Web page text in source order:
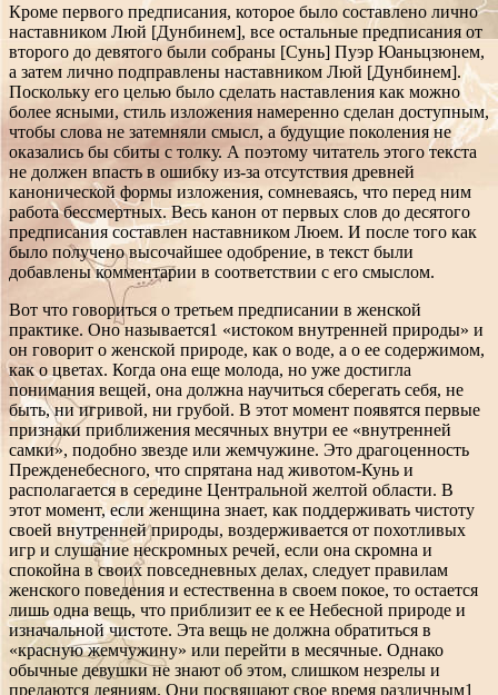
Кроме первого предписания, которое было составлено лично
наставником Люй [Дунбинем], все остальные предписания от
второго до девятого были собраны [Сунь] Пуэр Юаньцзюнем,
а затем лично подправлены наставником Люй [Дунбинем].
Поскольку его целью было сделать наставления как можно
более ясными, стиль изложения намеренно сделан доступным,
чтобы слова не затемняли смысл, а будущие поколения не
оказались бы сбиты с толку. А поэтому читатель этого текста
не должен впасть в ошибку из-за отсутствия древней
канонической формы изложения, сомневаясь, что перед ним
работа бессмертных. Весь канон от первых слов до десятого
предписания составлен наставником Люем. И после того как
было получено высочайшее одобрение, в текст были
добавлены комментарии в соответствии с его смыслом.
Вот что говориться о третьем предписании в женской
практике. Оно называется1 «истоком внутренней природы» и
он говорит о женской природе, как о воде, а о ее содержимом,
как о цветах. Когда она еще молода, но уже достигла
понимания вещей, она должна научиться сберегать себя, не
быть, ни игривой, ни грубой. В этот момент появятся первые
признаки приближения месячных внутри ее «внутренней
самки», подобно звезде или жемчужине. Это драгоценность
Прежденебесного, что спрятана над животом-Кунь и
располагается в середине Центральной желтой области. В
этот момент, если женщина знает, как поддерживать чистоту
своей внутренней природы, воздерживается от похотливых
игр и слушание нескромных речей, если она скромна и
спокойна в своих повседневных делах, следует правилам
женского поведения и естественна в своем покое, то остается
лишь одна вещь, что приблизит ее к ее Небесной природе и
изначальной чистоте. Эта вещь не должна обратиться в
«красную жемчужину» или перейти в месячные. Однако
обычные девушки не знают об этом, слишком незрелы и
предаются деяниям. Они посвящают свое время различным1